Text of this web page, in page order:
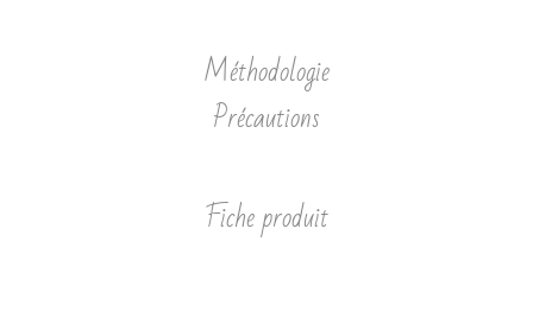
Méthodologie
Précautions
Fiche produit